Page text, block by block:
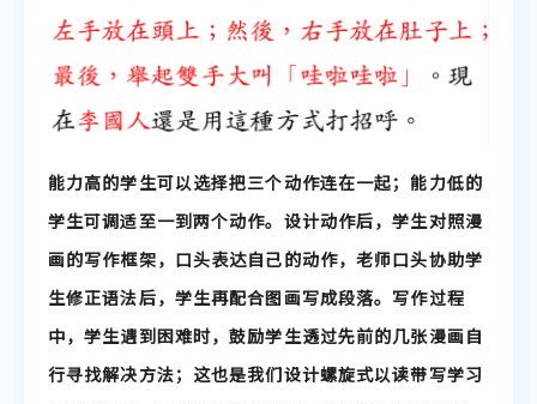
能力高的学生可以选择把三个动作连在一起；能力低的
学生可调适至一到两个动作。设计动作后，学生对照漫
画的写作框架，口头表达自己的动作，老师口头协助学
生修正语法后，学生再配合图画写成段落。写作过程
中，学生遇到困难时，鼓励学生透过先前的几张漫画自
行寻找解决方法；这也是我们设计螺旋式以读带写学习